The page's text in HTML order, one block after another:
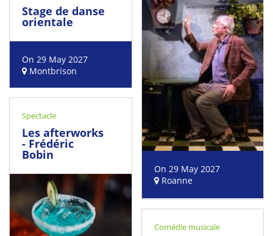
On 29 May 2027
Roanne
Stage de danse
orientale
On 29 May 2027
Montbrison
Spectacle
Les afterworks
- Frédéric
Bobin
Comédie musicale